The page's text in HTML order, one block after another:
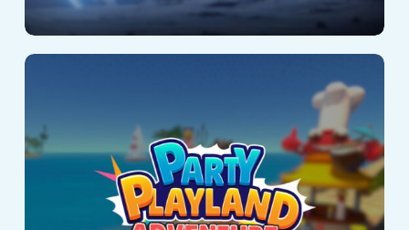
Party Playland
Adventure